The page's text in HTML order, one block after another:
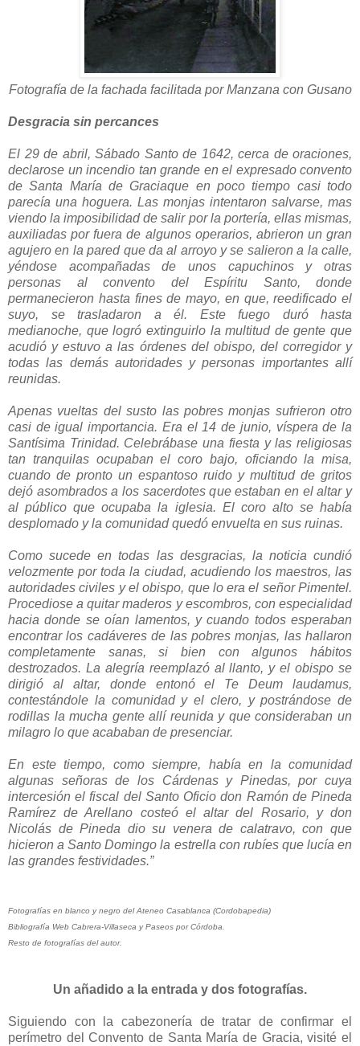
Fotografía de la fachada facilitada por Manzana con Gusano
Desgracia sin percances
El 29 de abril, Sábado Santo de 1642, cerca de oraciones,
declarose un incendio tan grande en el expresado convento
de Santa María de Graciaque en poco tiempo casi todo
parecía una hoguera. Las monjas intentaron salvarse, mas
viendo la imposibilidad de salir por la portería, ellas mismas,
auxiliadas por fuera de algunos operarios, abrieron un gran
agujero en la pared que da al arroyo y se salieron a la calle,
yéndose acompañadas de unos capuchinos y otras
personas al convento del Espíritu Santo, donde
permanecieron hasta fines de mayo, en que, reedificado el
suyo, se trasladaron a él. Este fuego duró hasta
medianoche, que logró extinguirlo la multitud de gente que
acudió y estuvo a las órdenes del obispo, del corregidor y
todas las demás autoridades y personas importantes allí
reunidas.
Apenas vueltas del susto las pobres monjas sufrieron otro
casi de igual importancia. Era el 14 de junio, víspera de la
Santísima Trinidad. Celebrábase una fiesta y las religiosas
tan tranquilas ocupaban el coro bajo, oficiando la misa,
cuando de pronto un espantoso ruido y multitud de gritos
dejó asombrados a los sacerdotes que estaban en el altar y
al público que ocupaba la iglesia. El coro alto se había
desplomado y la comunidad quedó envuelta en sus ruinas.
Como sucede en todas las desgracias, la noticia cundió
velozmente por toda la ciudad, acudiendo los maestros, las
autoridades civiles y el obispo, que lo era el señor Pimentel.
Procediose a quitar maderos y escombros, con especialidad
hacia donde se oían lamentos, y cuando todos esperaban
encontrar los cadáveres de las pobres monjas, las hallaron
completamente sanas, si bien con algunos hábitos
destrozados. La alegría reemplazó al llanto, y el obispo se
dirigió al altar, donde entonó el Te Deum laudamus,
contestándole la comunidad y el clero, y postrándose de
rodillas la mucha gente allí reunida y que consideraban un
milagro lo que acababan de presenciar.
En este tiempo, como siempre, había en la comunidad
algunas señoras de los Cárdenas y Pinedas, por cuya
intercesión el fiscal del Santo Oficio don Ramón de Pineda
Ramírez de Arellano costeó el altar del Rosario, y don
Nicolás de Pineda dio su venera de calatravo, con que
hicieron a Santo Domingo la estrella con rubíes que lucía en
las grandes festividades.”
Fotografías en blanco y negro del Ateneo Casablanca (Cordobapedia)
Bibliografía Web Cabrera-Villaseca y Paseos por Córdoba.
Resto de fotografías del autor.
Un añadido a la entrada y dos fotografías.
Siguiendo con la cabezonería de tratar de confirmar el
perímetro del Convento de Santa María de Gracia, visité el